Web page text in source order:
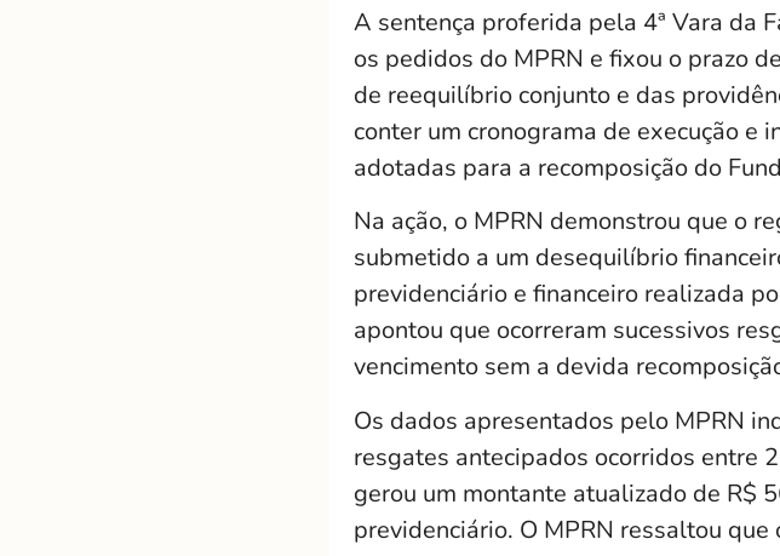
A sentença proferida pela 4ª Vara da
os pedidos do MPRN e fixou o prazo
de reequilíbrio conjunto e das
conter um cronograma de execução e
adotadas para a recomposição do
Na ação, o MPRN demonstrou que o
submetido a um desequilíbrio
previdenciário e financeiro realizada
apontou que ocorreram sucessivos
vencimento sem a devida
Os dados apresentados pelo MPRN
resgates antecipados ocorridos entre
gerou um montante atualizado de R$
previdenciário. O MPRN ressaltou